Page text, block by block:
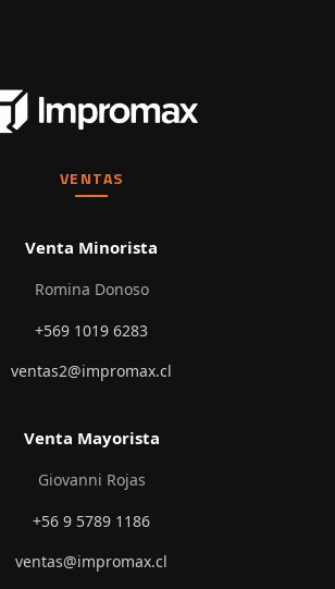
VENTAS
Venta Minorista
Romina Donoso
+569 1019 6283
ventas2@impromax.cl
Venta Mayorista
Giovanni Rojas
+56 9 5789 1186
ventas@impromax.cl